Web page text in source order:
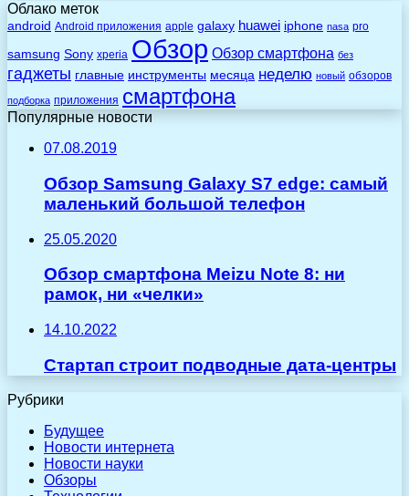
Облако меток
android Android приложения apple galaxy huawei iphone nasa pro
samsung Sony xperia Обзор Обзор смартфона без
гаджеты главные инструменты месяца неделю новый обзоров
подборка приложения смартфона
Популярные новости
07.08.2019
Обзор Samsung Galaxy S7 edge: самый
маленький большой телефон
25.05.2020
Обзор смартфона Meizu Note 8: ни
рамок, ни «челки»
14.10.2022
Стартап строит подводные дата-центры
Рубрики
Будущее
Новости интернета
Новости науки
Обзоры